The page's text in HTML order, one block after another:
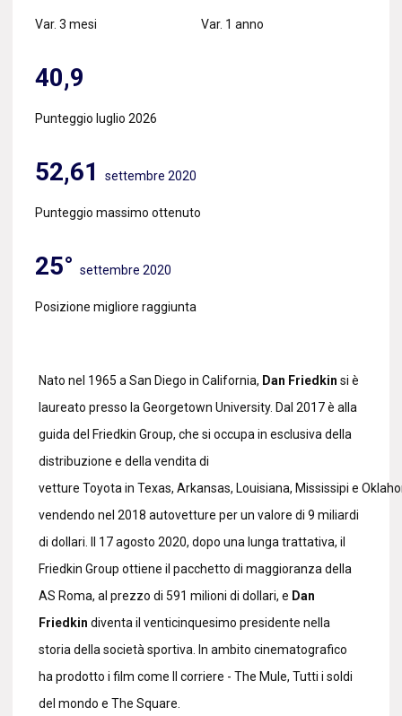
Var. 3 mesi Var. 1 anno
40,9
Punteggio luglio 2026
52,61 settembre 2020
Punteggio massimo ottenuto
25° settembre 2020
Posizione migliore raggiunta
Nato nel 1965 a San Diego in California, Dan Friedkin si è
laureato presso la Georgetown University. Dal 2017 è alla
guida del Friedkin Group, che si occupa in esclusiva della
distribuzione e della vendita di
vetture Toyota in Texas, Arkansas, Louisiana, Mississipi e
vendendo nel 2018 autovetture per un valore di 9 miliardi
di dollari. Il 17 agosto 2020, dopo una lunga trattativa, il
Friedkin Group ottiene il pacchetto di maggioranza della
AS Roma, al prezzo di 591 milioni di dollari, e Dan
Friedkin diventa il venticinquesimo presidente nella
storia della società sportiva. In ambito cinematografico
ha prodotto i film come Il corriere - The Mule, Tutti i soldi
del mondo e The Square.